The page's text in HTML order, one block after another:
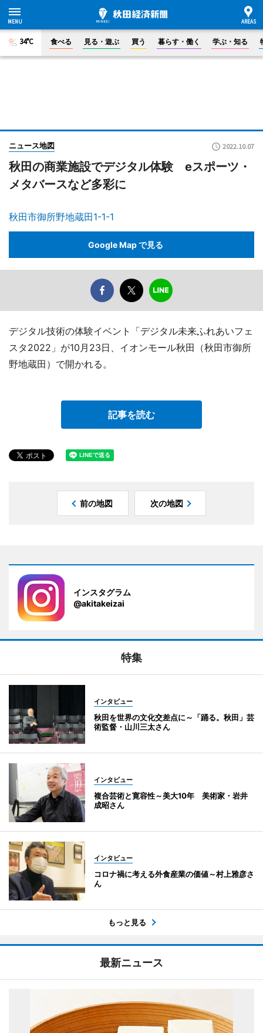
34°C 食べる 見る・遊ぶ 買う 暮らす・働く 学ぶ・知る
ニュース地図 2022.10.07
秋田の商業施設でデジタル体験 eスポーツ・
メタバースなど多彩に
秋田市御所野地蔵田1-1-1
Google Map で見る
デジタル技術の体験イベント「デジタル未来ふれあいフェ
スタ2022」が10月23日、イオンモール秋田（秋田市御所
野地蔵田）で開かれる。
記事を読む
前の地図 次の地図
インスタグラム
@akitakeizai
特集
インタビュー
秋田を世界の文化交差点に～「踊る。秋田」芸
術監督・山川三太さん
インタビュー
複合芸術と寛容性～美大10年 美術家・岩井
成昭さん
インタビュー
コロナ禍に考える外食産業の価値～村上雅彦さ
ん
もっと見る
最新ニュース